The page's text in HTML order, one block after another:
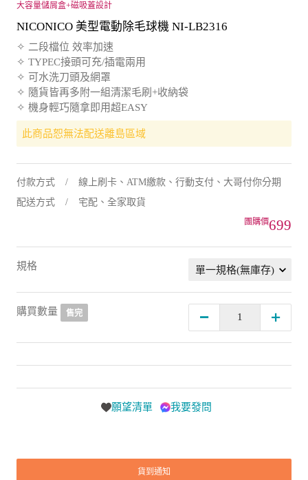
大容量儲屑盒+磁吸蓋設計
NICONICO 美型電動除毛球機 NI-LB2316
✧ 二段檔位 效率加速
✧ TYPEC接頭可充/插電兩用
✧ 可水洗刀頭及網罩
✧ 隨貨皆再多附一組清潔毛刷+收納袋
✧ 機身輕巧隨拿即用超EASY
此商品恕無法配送離島區域
付款方式
線上刷卡、ATM繳款、行動支付、大哥付你分期
配送方式
宅配、全家取貨
699
規格
購買數量 售完
願望清單 我要發問
貨到通知